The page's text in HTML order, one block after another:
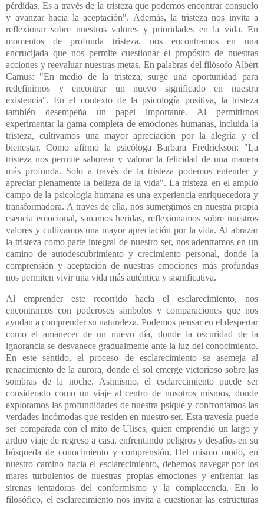
pérdidas. Es a través de la tristeza que podemos encontrar consuelo
y avanzar hacia la aceptación". Además, la tristeza nos invita a
reflexionar sobre nuestros valores y prioridades en la vida. En
momentos de profunda tristeza, nos encontramos en una
encrucijada que nos permite cuestionar el propósito de nuestras
acciones y reevaluar nuestras metas. En palabras del filósofo Albert
Camus: "En medio de la tristeza, surge una oportunidad para
redefinirnos y encontrar un nuevo significado en nuestra
existencia". En el contexto de la psicología positiva, la tristeza
también desempeña un papel importante. Al permitirnos
experimentar la gama completa de emociones humanas, incluida la
tristeza, cultivamos una mayor apreciación por la alegría y el
bienestar. Como afirmó la psicóloga Barbara Fredrickson: "La
tristeza nos permite saborear y valorar la felicidad de una manera
más profunda. Solo a través de la tristeza podemos entender y
apreciar plenamente la belleza de la vida". La tristeza en el amplio
campo de la psicología humana es una experiencia enriquecedora y
transformadora. A través de ella, nos sumergimos en nuestra propia
esencia emocional, sanamos heridas, reflexionamos sobre nuestros
valores y cultivamos una mayor apreciación por la vida. Al abrazar
la tristeza como parte integral de nuestro ser, nos adentramos en un
camino de autodescubrimiento y crecimiento personal, donde la
comprensión y aceptación de nuestras emociones más profundas
nos permiten vivir una vida más auténtica y significativa.
Al emprender este recorrido hacia el esclarecimiento, nos
encontramos con poderosos símbolos y comparaciones que nos
ayudan a comprender su naturaleza. Podemos pensar en el despertar
como el amanecer de un nuevo día, donde la oscuridad de la
ignorancia se desvanece gradualmente ante la luz del conocimiento.
En este sentido, el proceso de esclarecimiento se asemeja al
renacimiento de la aurora, donde el sol emerge victorioso sobre las
sombras de la noche. Asimismo, el esclarecimiento puede ser
considerado como un viaje al centro de nosotros mismos, donde
exploramos las profundidades de nuestra psique y confrontamos las
verdades incómodas que residen en nuestro ser. Esta travesía puede
ser comparada con el mito de Ulises, quien emprendió un largo y
arduo viaje de regreso a casa, enfrentando peligros y desafíos en su
búsqueda de conocimiento y comprensión. Del mismo modo, en
nuestro camino hacia el esclarecimiento, debemos navegar por los
mares turbulentos de nuestras propias emociones y enfrentar las
sirenas tentadoras del conformismo y la complacencia. En lo
filosófico, el esclarecimiento nos invita a cuestionar las estructuras